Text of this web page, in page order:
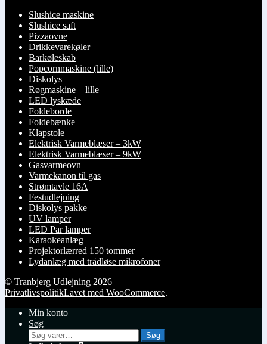
Slushice maskine
Slushice saft
Pizzaovne
Drikkevarekøler
Barkøleskab
Popcornmaskine (lille)
Diskolys
Røgmaskine – lille
LED lyskæde
Foldeborde
Foldebænke
Klapstole
Elektrisk Varmeblæser – 3kW
Elektrisk Varmeblæser – 9kW
Gasvarmeovn
Varmekanon til gas
Strømtavle 16A
Festudlejning
Diskolys pakke
UV lamper
LED Par lamper
Karaokeanlæg
Projektorlærred 150 tommer
Lydanlæg med trådløse mikrofoner
© Tranbjerg Udlejning 2026
PrivatlivspolitikLavet med WooCommerce.
Min konto
Søg
Søg
Søg